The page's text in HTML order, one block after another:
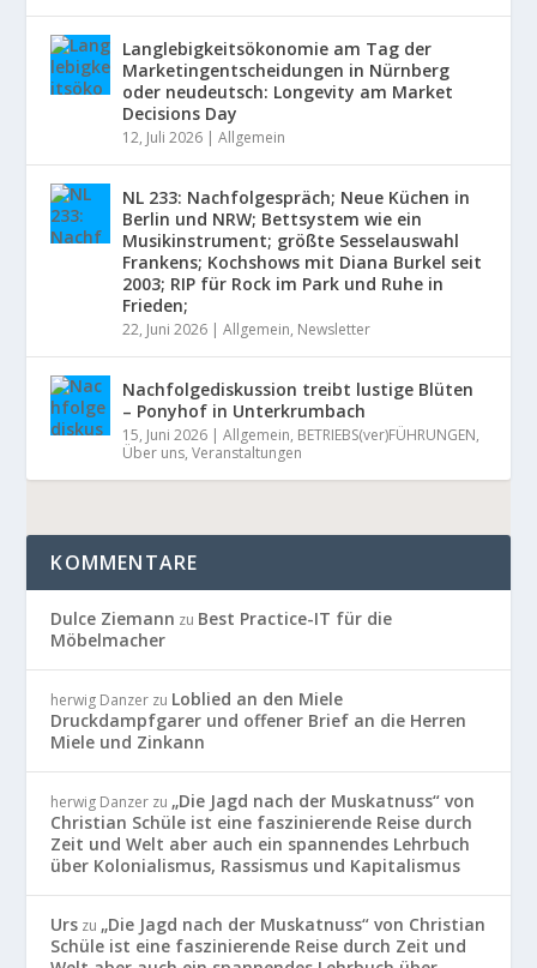
Langlebigkeitsökonomie am Tag der
Marketingentscheidungen in Nürnberg
oder neudeutsch: Longevity am Market
Decisions Day
12, Juli 2026 |Allgemein
NL 233: Nachfolgespräch; Neue Küchen in
Berlin und NRW; Bettsystem wie ein
Musikinstrument; größte Sesselauswahl
Frankens; Kochshows mit Diana Burkel seit
2003; RIP für Rock im Park und Ruhe in
Frieden;
22, Juni 2026 |Allgemein, Newsletter
Nachfolgediskussion treibt lustige Blüten
– Ponyhof in Unterkrumbach
15, Juni 2026 |Allgemein, BETRIEBS(ver)FÜHRUNGEN,
Über uns,Veranstaltungen
KOMMENTARE
Dulce Ziemann zu Best Practice-IT für die
Möbelmacher
herwig Danzer zu Loblied an den Miele
Druckdampfgarer und offener Brief an die Herren
Miele und Zinkann
herwig Danzer zu „Die Jagd nach der Muskatnuss“ von
Christian Schüle ist eine faszinierende Reise durch
Zeit und Welt aber auch ein spannendes Lehrbuch
über Kolonialismus, Rassismus und Kapitalismus
Urs zu „Die Jagd nach der Muskatnuss“ von Christian
Schüle ist eine faszinierende Reise durch Zeit und